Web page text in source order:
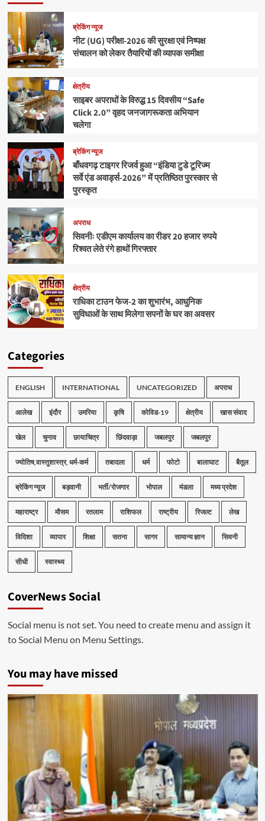
ब्रेकिंग न्यूज
नीट (UG) परीक्षा-2026 की सुरक्षा एवं निष्पक्ष
संचालन को लेकर तैयारियों की व्यापक समीक्षा
क्षेत्रीय
साइबर अपराधों के विरुद्ध 15 दिवसीय “Safe
Click 2.0” वृहद जनजागरूकता अभियान
चलेगा
ब्रेकिंग न्यूज
बाँधवगढ़ टाइगर रिजर्व हुआ “इंडिया टुडे टूरिज्म
सर्वे एंड अवार्ड्स-2026” में प्रतिष्ठित पुरस्कार से
पुरस्कृत
अपराध
सिवनीः एडीएम कार्यालय का रीडर 20 हजार रुपये
रिश्वत लेते रंगे हाथों गिरफ्तार
क्षेत्रीय
राधिका टाउन फेज-2 का शुभारंभ, आधुनिक
सुविधाओं के साथ मिलेगा सपनों के घर का अवसर
Categories
ENGLISH INTERNATIONAL UNCATEGORIZED अपराध
आलेख इंदौर उमरिया कृषि कोविड-19 क्षेत्रीय खास संवाद
खेल चुनाव छायाचित्र छिंदवाड़ा जबलपुर जबलपुर
ज्योतिष,वास्तुशास्त्र, धर्म-कर्म तबादला धर्म फोटो बालाघाट बैतूल
ब्रेकिंग न्यूज बड़वानी भर्ती/रोजगार भोपाल मंडला मध्य प्रदेश
महाराष्ट्र मौसम रतलाम राशिफल राष्ट्रीय रिजल्ट लेख
विदिशा व्यापार शिक्षा सतना सागर सामान्य ज्ञान सिवनी
सीधी स्वास्थ्य
CoverNews Social
Social menu is not set. You need to create menu and assign it
to Social Menu on Menu Settings.
You may have missed